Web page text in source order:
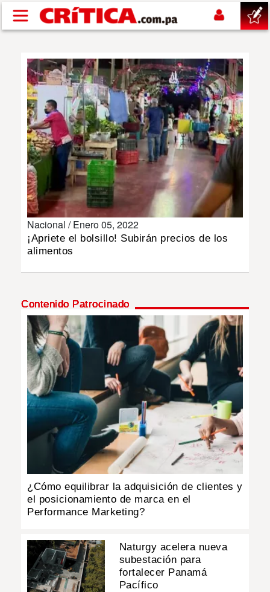
Pasar al contenido principal
SUCESOS
NACIONAL
POLÍTICA
SHOW
DEPORTES
MULTIMEDIA
IMPRESO
Nacional /Enero 05, 2022
¡Apriete el bolsillo! Subirán precios de los
alimentos
Contenido Patrocinado
¿Cómo equilibrar la adquisición de clientes y
el posicionamiento de marca en el
Performance Marketing?
Naturgy acelera nueva
subestación para
fortalecer Panamá
Pacífico